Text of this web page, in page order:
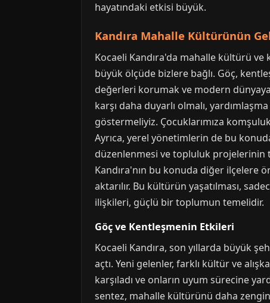
hayatındaki etkisi büyük.
Kandıra Mahalle Kültürünün
Kocaeli Kandıra'da mahalle kültürü
büyük ölçüde bizlere bağlı. Göç,
değerleri korumak ve modern
karşı daha duyarlı olmalı,
göstermeliyiz. Çocuklarımıza
Ayrıca, yerel yönetimlerin de bu
düzenlenmesi ve topluluk projelerinin
Kandıra'nın bu konuda diğer ilçelere
aktarılır. Bu kültürün yaşatılması,
ilişkileri, güçlü bir toplumun temelidir.
Göç ve Kentleşmenin Etkileri
Kocaeli Kandıra, son yıllarda büyük
açtı. Yeni gelenler, farklı kültür ve
karşıladı ve onların uyum sürecine
sentez, mahalle kültürünü daha